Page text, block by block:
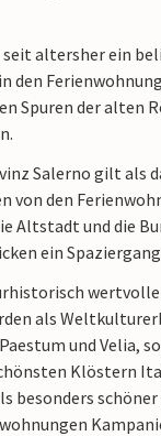
seit altersher ein
den
Spuren der alten
Salerno gilt als
von den
Altstadt und die
ein
als
und Velia,
Klöstern
besonders